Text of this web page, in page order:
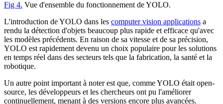
Fig 4. Vue d'ensemble du fonctionnement de YOLO.
L'introduction de YOLO dans les computer vision applications a
rendu la détection d'objets beaucoup plus rapide et efficace qu'avec
les modèles précédents. En raison de sa vitesse et de sa précision,
YOLO est rapidement devenu un choix populaire pour les solutions
en temps réel dans des secteurs tels que la fabrication, la santé et la
robotique.
Un autre point important à noter est que, comme YOLO était open-
source, les développeurs et les chercheurs ont pu l'améliorer
continuellement, menant à des versions encore plus avancées.